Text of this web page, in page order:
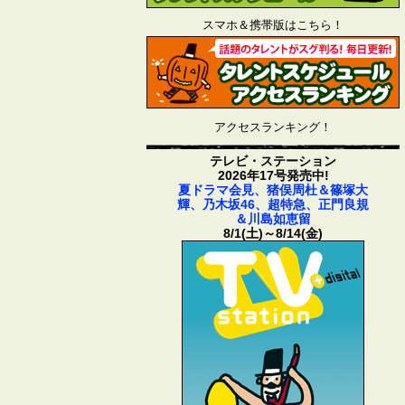
スマホ＆携帯版はこちら！
アクセスランキング！
テレビ・ステーション
2026年17号発売中!
夏ドラマ会見、猪俣周杜＆篠塚大
輝、乃木坂46、超特急、正門良規
＆川島如恵留
8/1(土)～8/14(金)